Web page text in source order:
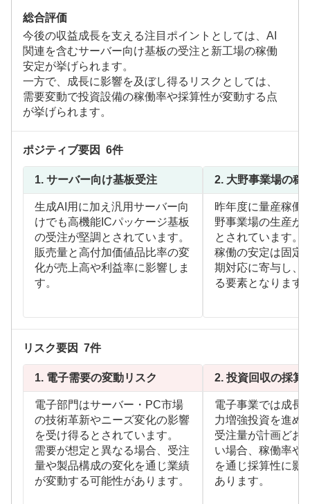
総合評価
今後の収益成長を支える注目ポイントとしては、AI
関連を含むサーバー向け基板の受注と新工場の稼働
安定が挙げられます。
一方で、成長に影響を及ぼし得るリスクとしては、
需要変動で投資設備の稼働率や採算性が変動する点
が挙げられます。
ポジティブ要因 6件
1. サーバー向け基板受注
生成AI用に加え汎用サーバー向
けでも高機能ICパッケージ基板
の受注が堅調とされています。
販売量と高付加価値品比率の変
化が売上高や利益率に影響しま
す。
2. 大野事業場の稼
昨年度に量産稼働
野事業場の生産が
とされています。
稼働の安定は固定
期対応に寄与し、
る要素となります
リスク要因 7件
1. 電子需要の変動リスク
電子部門はサーバー・PC市場
の技術革新やニーズ変化の影響
を受け得るとされています。
需要が想定と異なる場合、受注
量や製品構成の変化を通じ業績
が変動する可能性があります。
2. 投資回収の採算
電子事業では成長
力増強投資を進め
受注量が計画どお
い場合、稼働率や
を通じ採算性に影
あります。